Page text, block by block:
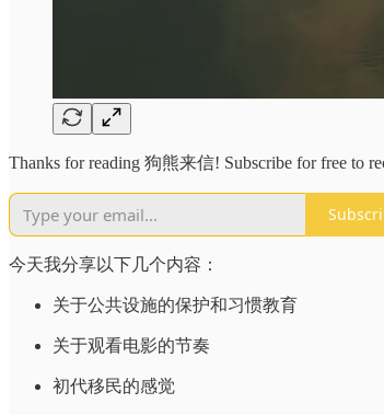
Thanks for reading 狗熊来信! Subscribe for free to
今天我分享以下几个内容：
关于公共设施的保护和习惯教育
关于观看电影的节奏
初代移民的感觉